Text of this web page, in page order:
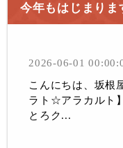
今年もはじまりま
2026-06-01
こんにちは、坂根
ラト☆アラカルト
とろク...